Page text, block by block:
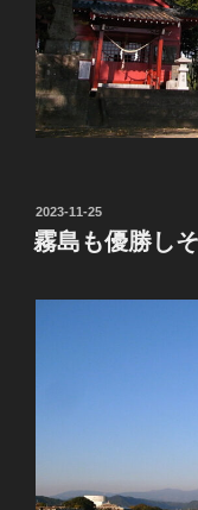
投
稿
日:
2023-11-25
霧島も優勝し